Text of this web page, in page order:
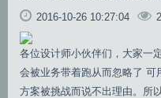
2016-10-26 10:27:04
各位设计师小伙伴们，大家一
会被业务带着跑从而忽略了 可
方案被挑战而说不出理由。所